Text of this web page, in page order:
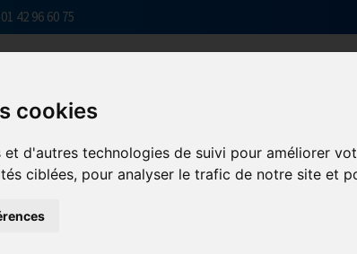
cookies
d'autres technologies de suivi pour améliorer
ciblées, pour analyser le trafic de notre site et
01 42 96 60 75
& Numérique